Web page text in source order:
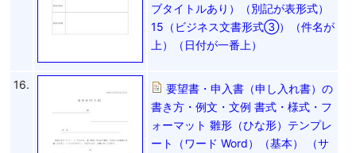
ブタイトルあり）（別記が表形式）
15（ビジネス文書形式③）（件名が
上）（日付が一番上）
16.
要望書・申入書（申し入れ書）の
書き方・例文・文例 書式・様式・フ
ォーマット 雛形（ひな形）テンプレ
ート（ワード Word）（基本） （サ